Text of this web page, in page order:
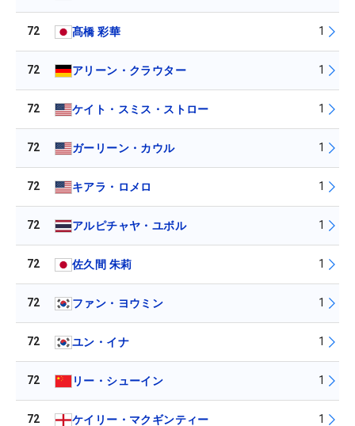
72 髙橋 彩華 1
72 アリーン・クラウター 1
72 ケイト・スミス・ストロー 1
72 ガーリーン・カウル 1
72 キアラ・ロメロ 1
72 アルピチャヤ・ユボル 1
72 佐久間 朱莉 1
72 ファン・ヨウミン 1
72 ユン・イナ 1
72 リー・シューイン 1
72 ケイリー・マクギンティー 1